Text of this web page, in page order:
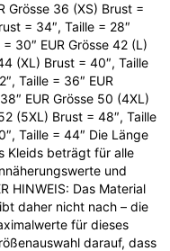
Grösse 36 (XS) Brust =
= 34″, Taille = 28″
30″ EUR Grösse 42 (L)
(XL) Brust = 40″, Taille
Taille = 36″ EUR
EUR Grösse 50 (4XL)
(5XL) Brust = 48″, Taille
Taille = 44″ Die Länge
Kleids beträgt für alle
und
HINWEIS: Das Material
daher nicht nach – die
für dieses
darauf, dass